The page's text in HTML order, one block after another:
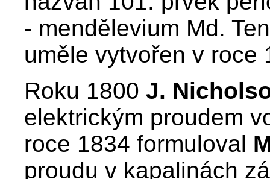
- mendělevium Md.
uměle vytvořen v roce
Roku 1800 J.
elektrickým proudem
roce 1834 formuloval
proudu v kapalinách